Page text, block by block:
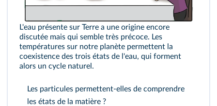
L'eau présente sur Terre a une origine encore
discutée mais qui semble très précoce. Les
températures sur notre planète permettent la
coexistence des trois états de l'eau, qui forment
alors un cycle naturel.
Les particules permettent-elles de comprendre
les états de la matière ?